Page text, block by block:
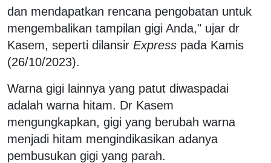
dan mendapatkan rencana pengobatan untuk
mengembalikan tampilan gigi Anda," ujar dr
Kasem, seperti dilansir Express pada Kamis
(26/10/2023).
Warna gigi lainnya yang patut diwaspadai
adalah warna hitam. Dr Kasem
mengungkapkan, gigi yang berubah warna
menjadi hitam mengindikasikan adanya
pembusukan gigi yang parah.